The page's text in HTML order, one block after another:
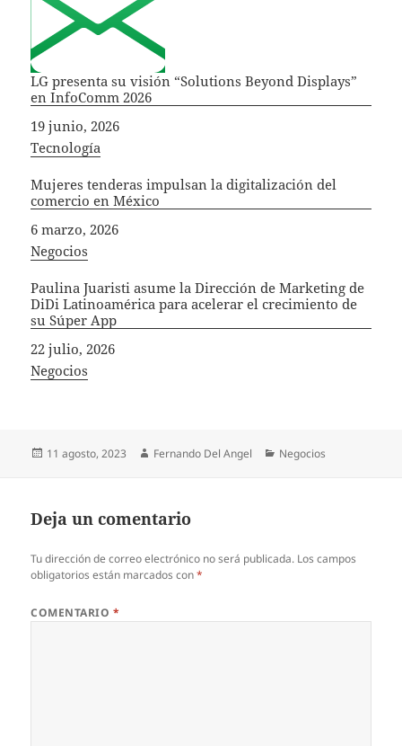
LG presenta su visión “Solutions Beyond Displays”
en InfoComm 2026
Fecha
19 junio, 2026
In relation to
Tecnología
Mujeres tenderas impulsan la digitalización del
comercio en México
Fecha
6 marzo, 2026
In relation to
Negocios
Paulina Juaristi asume la Dirección de Marketing de
DiDi Latinoamérica para acelerar el crecimiento de
su Súper App
Fecha
22 julio, 2026
In relation to
Negocios
Publicado
11 agosto, 2023 Autor
Fernando Del Angel Categorías
Negocios
Deja un comentario
Tu dirección de correo electrónico no será publicada. Los campos
obligatorios están marcados con*
COMENTARIO *